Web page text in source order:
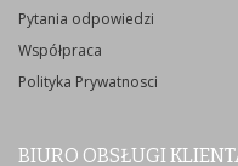
Pytania odpowiedzi
Współpraca
Polityka Prywatnosci
BIURO OBSŁUGI